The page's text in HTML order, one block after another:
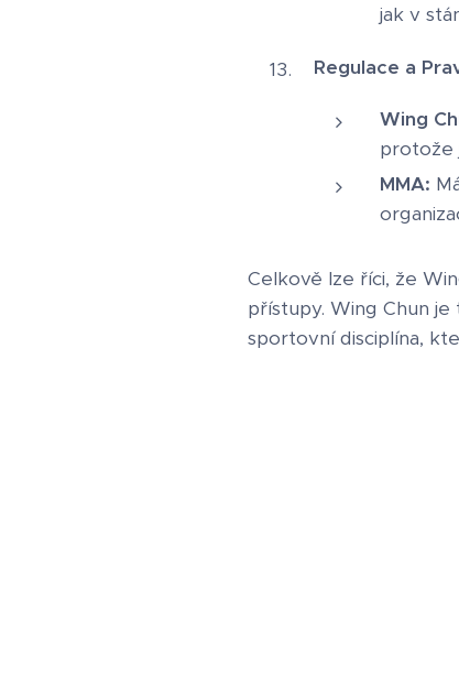
jak v
Regulace a
Wing
protože
MMA:
Celkově lze říci, že
přístupy. Wing Chun
sportovní disciplína,